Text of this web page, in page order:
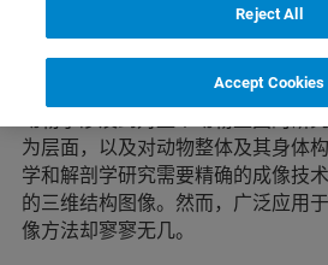
microCT是最广泛的用于提供非矿
它可以保留动物和植物的内部结构。
为层面，以及对动物整体及其身体
学和解剖学研究需要精确的成像技
的三维结构图像。然而，广泛应用
像方法却寥寥无几。
Reject All
Accept Cookies